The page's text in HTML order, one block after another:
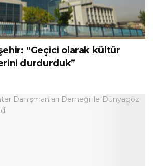
“Geçici olarak kültür
durdurduk”